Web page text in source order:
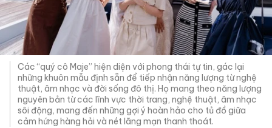
Các “quý cô Maje” hiện diện với phong thái tự tin, gác lại
những khuôn mẫu định sẵn để tiếp nhận năng lượng từ nghệ
thuật, âm nhạc và đời sống đô thị. Họ mang theo năng lượng
nguyên bản từ các lĩnh vực thời trang, nghệ thuật, âm nhạc
sôi động, mang đến những gợi ý hoàn hảo cho tủ đồ giữa
cảm hứng hàng hải và nét lãng mạn thanh thoát.